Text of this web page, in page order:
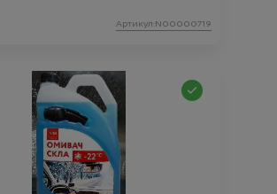
Артикул:N00000719